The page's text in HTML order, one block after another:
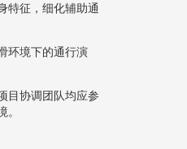
特征，细化辅助通
环境下的通行演
目协调团队均应参